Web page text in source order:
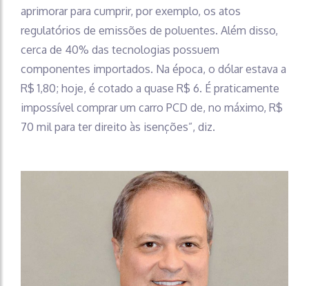
aprimorar para cumprir, por exemplo, os atos
regulatórios de emissões de poluentes. Além disso,
cerca de 40% das tecnologias possuem
componentes importados. Na época, o dólar estava a
R$ 1,80; hoje, é cotado a quase R$ 6. É praticamente
impossível comprar um carro PCD de, no máximo, R$
70 mil para ter direito às isenções”, diz.